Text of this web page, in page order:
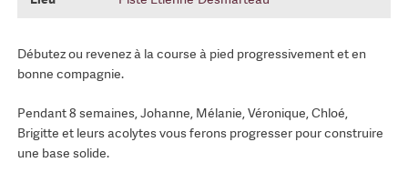
Débutez ou revenez à la course à pied progressivement et en
bonne compagnie.
Pendant 8 semaines, Johanne, Mélanie, Véronique, Chloé,
Brigitte et leurs acolytes vous ferons progresser pour construire
une base solide.